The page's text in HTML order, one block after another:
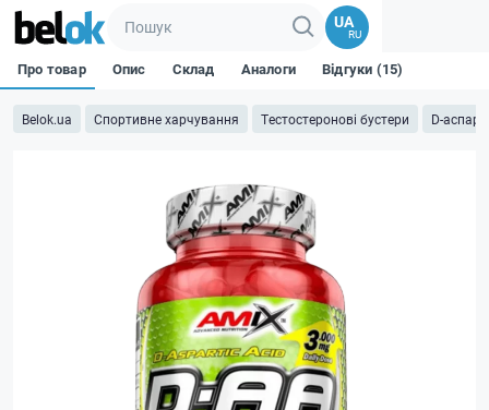
UA
RU
Belok.ua Спортивне харчування Тестостеронові бустери D-
Про товар Опис Склад Аналоги Відгуки (15)